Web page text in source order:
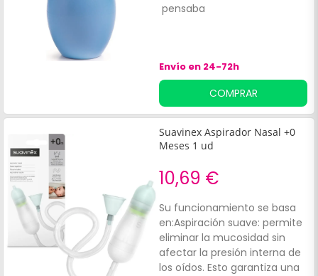
pensaba
Envío en 24-72h
COMPRAR
Suavinex Aspirador Nasal +0
Meses 1 ud
10,69 €
Su funcionamiento se basa
en:Aspiración suave: permite
eliminar la mucosidad sin
afectar la presión interna de
los oídos. Esto garantiza una